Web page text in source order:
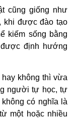
cũng giống như
khi được đào tạo
kiếm sống bằng
định hướng
không thì vừa
người tự học, tự
không có nghĩa là
một hoặc nhiều